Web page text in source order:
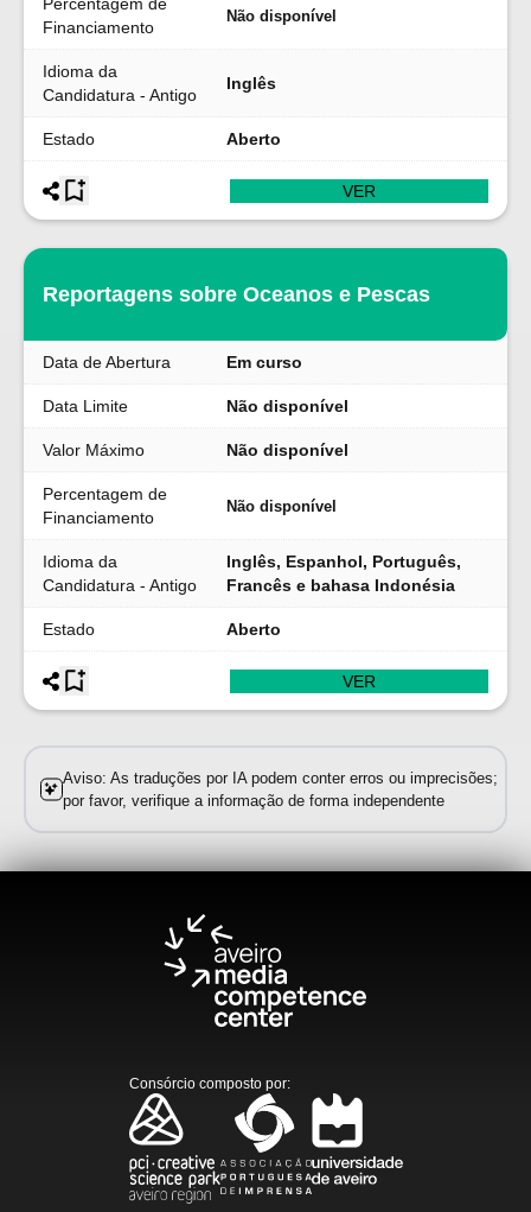
Financiamento
Não disponível
Idioma da
Candidatura - Antigo
Inglês
Estado Aberto
VER
Reportagens sobre Oceanos e Pescas
Data de Abertura Em curso
Data Limite Não disponível
Valor Máximo Não disponível
Percentagem de
Financiamento
Não disponível
Idioma da
Candidatura - Antigo
Inglês, Espanhol, Português,
Francês e bahasa Indonésia
Estado Aberto
VER
Aviso: As traduções por IA podem conter erros ou imprecisões;
por favor, verifique a informação de forma independente
Consórcio composto por: